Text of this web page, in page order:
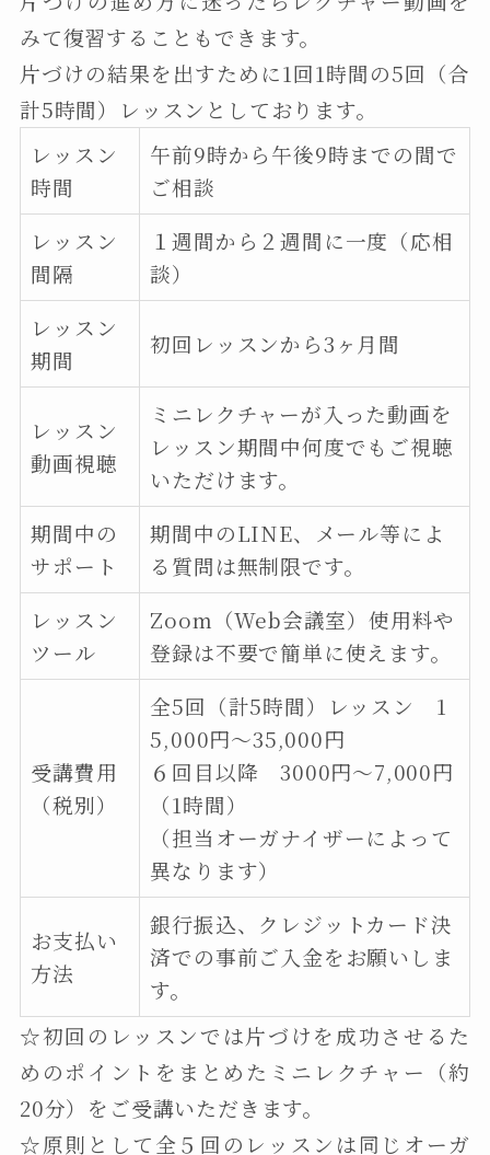
みて復習することもできます。
片づけの結果を出すために1回1時間の5回（合
計5時間）レッスンとしております。
レッスン
時間
午前9時から午後9時までの間で
ご相談
レッスン
間隔
１週間から２週間に一度（応相
談）
レッスン
期間
初回レッスンから3ヶ月間
レッスン
動画視聴
ミニレクチャーが入った動画を
レッスン期間中何度でもご視聴
いただけます。
期間中の
サポート
期間中のLINE、メール等によ
る質問は無制限です。
レッスン
ツール
Zoom（Web会議室）使用料や
登録は不要で簡単に使えます。
受講費用
（税別）
全5回（計5時間）レッスン 1
5,000円〜35,000円
６回目以降 3000円〜7,000円
（1時間）
（担当オーガナイザーによって
異なります）
お支払い
方法
銀行振込、クレジットカード決
済での事前ご入金をお願いしま
す。
☆初回のレッスンでは片づけを成功させるた
めのポイントをまとめたミニレクチャー（約
20分）をご受講いただきます。
☆原則として全５回のレッスンは同じオーガ